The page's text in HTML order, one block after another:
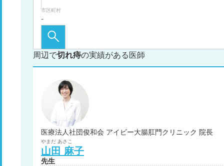
市区町村
周辺で切れ痔の実績がある医師
医療法人社団俊和会 アイビー大腸肛門クリニック 院長
やまだ あさこ
山田 麻子
先生